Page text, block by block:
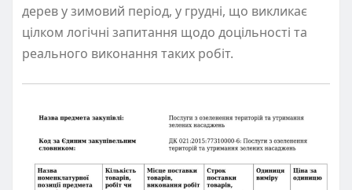
дерев у зимовий період, у грудні, що викликає
цілком логічні запитання щодо доцільності та
реального виконання таких робіт.